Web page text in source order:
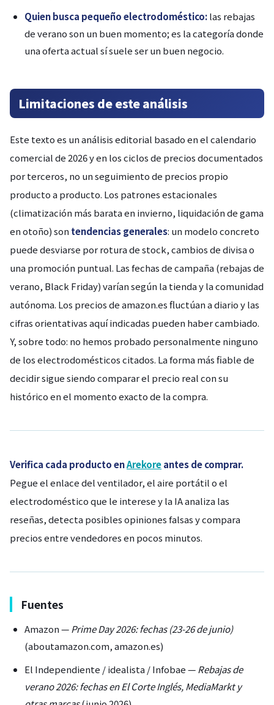
Quien busca pequeño electrodoméstico:las rebajas
de verano son un buen momento; es la categoría donde
una oferta actual sí suele ser un buen negocio.
Limitaciones de este análisis
Este texto es un análisis editorial basado en el calendario
comercial de 2026 y en los ciclos de precios documentados
por terceros, no un seguimiento de precios propio
producto a producto. Los patrones estacionales
(climatización más barata en invierno, liquidación de gama
en otoño) son tendencias generales: un modelo concreto
puede desviarse por rotura de stock, cambios de divisa o
una promoción puntual. Las fechas de campaña (rebajas de
verano, Black Friday) varían según la tienda y la comunidad
autónoma. Los precios de amazon.es fluctúan a diario y las
cifras orientativas aquí indicadas pueden haber cambiado.
Y, sobre todo: no hemos probado personalmente ninguno
de los electrodomésticos citados. La forma más fiable de
decidir sigue siendo comparar el precio real con su
histórico en el momento exacto de la compra.
Verifica cada producto enArekoreantes de comprar.
Pegue el enlace del ventilador, el aire portátil o el
electrodoméstico que le interese y la IA analiza las
reseñas, detecta posibles opiniones falsas y compara
precios entre vendedores en pocos minutos.
Fuentes
Amazon —Prime Day 2026: fechas (23-26 de junio)
(aboutamazon.com, amazon.es)
El Independiente / idealista / Infobae —Rebajas de
verano 2026: fechas en El Corte Inglés, MediaMarkt y